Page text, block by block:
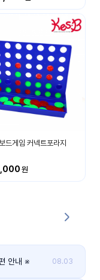
드게임 커넥트포라지
안내 ※ 08.03